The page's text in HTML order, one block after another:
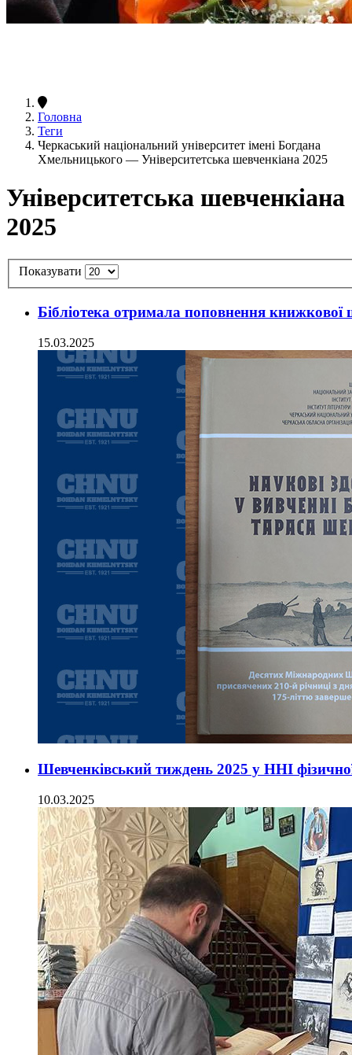
Головна
Теги
Черкаський національний університет імені Богдана
Хмельницького — Університетська шевченкіана 2025
Університетська шевченкіана
2025
Показувати
Бібліотека отримала поповнення книжкової
15.03.2025
Шевченківський тиждень 2025 у ННІ
10.03.2025